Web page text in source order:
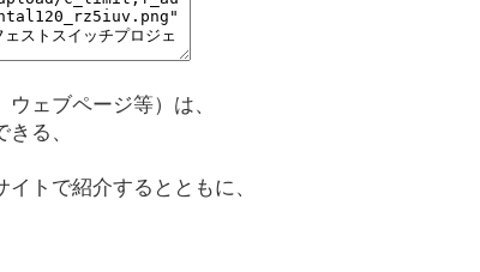
ェブページ等）は、
る、
トで紹介するとともに、